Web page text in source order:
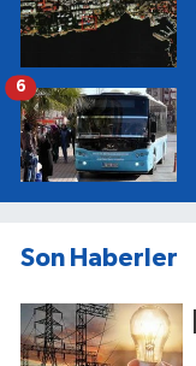
6
Son Haberler